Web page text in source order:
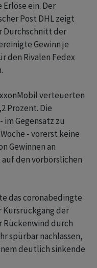
ein. Der
Post DHL zeigt
Durchschnitt der
Gewinn je
den Rivalen Fedex
verteuerten
Prozent. Die
im Gegensatz zu
- vorerst keine
Gewinnen an
den vorbörslichen
das coronabedingte
Kursrückgang der
Rückenwind durch
spürbar nachlassen,
deutlich sinkende